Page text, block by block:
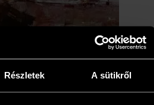
Részletek A sütikről
Tibor - A táj